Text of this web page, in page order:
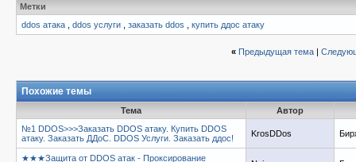
Метки
ddos атака
ddos услуги заказать ddos купить ддос атаку
« Предыдущая тема|
Похожие темы
Тема
Автор
№1 DDOS>>>Заказать DDOS атаку. Купить DDOS
атаку. Заказать ДДоС. DDOS Услуги. Заказать ддос!
KrosDDos
★★★Защита от DDOS атак - Проксирование